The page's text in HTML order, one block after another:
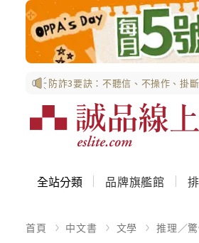
防詐3要訣：不聽信、不操作、掛
全站分類 品牌旗艦館
首頁 中文書 文學 推理／